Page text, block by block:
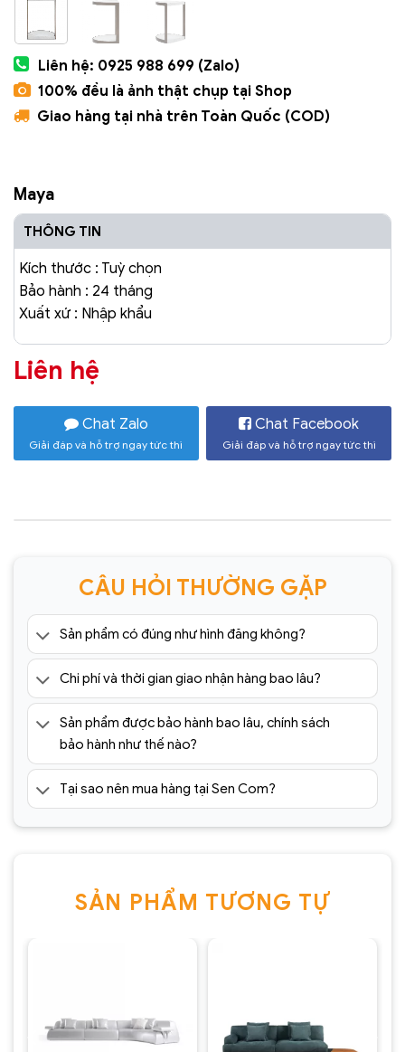
Liên hệ: 0925 988 699 (Zalo)
100% đều là ảnh thật chụp tại Shop
Giao hàng tại nhà trên Toàn Quốc (COD)
Maya
THÔNG TIN
Kích thước : Tuỳ chọn
Bảo hành : 24 tháng
Xuất xứ : Nhập khẩu
Liên hệ
Chat Zalo
Giải đáp và hỗ trợ ngay tức thì
Chat Facebook
Giải đáp và hỗ trợ ngay tức thì
CÂU HỎI THƯỜNG GẶP
Sản phẩm có đúng như hình đăng không?
Chi phí và thời gian giao nhận hàng bao lâu?
Sản phẩm được bảo hành bao lâu, chính sách
bảo hành như thế nào?
Tại sao nên mua hàng tại Sen Com?
SẢN PHẨM TƯƠNG TỰ